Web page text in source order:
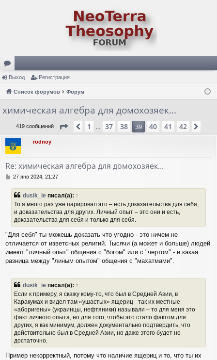
ор
ум
Выход Регистрация
Список форумов Форум
химическая алгебра для домохозяек...
419 сообщений Страница 39из42
Пред.
1 37 38 39 40 41 42
rodnoy
Re: химическая алгебра для домохозяек...
С
о
и
е
27 янв 2024, 21:27
dusik_ie писал(а): ↑
То я много раз уже парировал это – есть доказательства для себя,
и доказательства для других. Личный опыт – это они и есть,
доказательства для себя и только для себя.
"Для себя" ты можешь доказать что угодно - это ничем не
отличается от изветсных религий. Тысячи (а может и больше) людей
имеют "личный опыт" общения с "богом" или с "чертом" - и какая
разница между "линым опытом" общения с "махатмами".
dusik_ie писал(а): ↑
Если к примеру, я скажу кому-то, что был в Средней Азии, в
Каракумах и видел там «ушастых» ящериц - так их местные
«аборигены» (украинцы, нефтяники) называли – то для меня это
факт личного опыта, но для того, чтобы это стало фактом для
других, я как минимум, должен документально подтвердить, что
действительно был в Средней Азии, но даже этого будет не
достаточно.
Пример некорректный, потому что наличие ящериц и то, что ты их